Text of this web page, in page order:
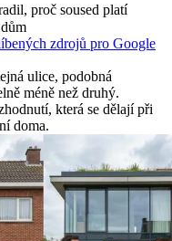
proč soused platí
zdrojů pro Google
ulice, podobná
méně než druhý.
která se dělají při
doma.